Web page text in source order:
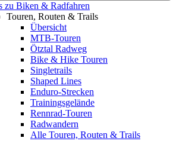
zu Biken & Radfahren
Touren, Routen & Trails
Übersicht
MTB-Touren
Ötztal Radweg
Bike & Hike Touren
Singletrails
Shaped Lines
Enduro-Strecken
Trainingsgelände
Rennrad-Touren
Radwandern
Alle Touren, Routen & Trails